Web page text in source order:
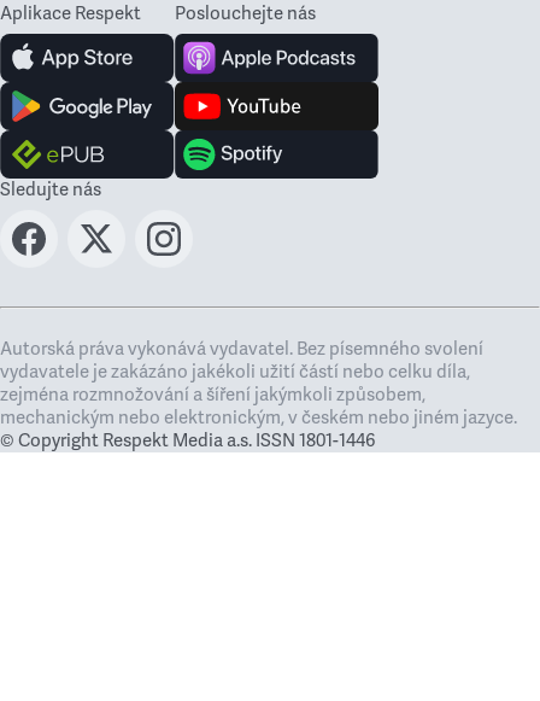
Aplikace Respekt Poslouchejte nás
Sledujte nás
Autorská práva vykonává vydavatel. Bez písemného svolení
vydavatele je zakázáno jakékoli užití částí nebo celku díla,
zejména rozmnožování a šíření jakýmkoli způsobem,
mechanickým nebo elektronickým, v českém nebo jiném jazyce.
© Copyright Respekt Media a.s. ISSN 1801-1446